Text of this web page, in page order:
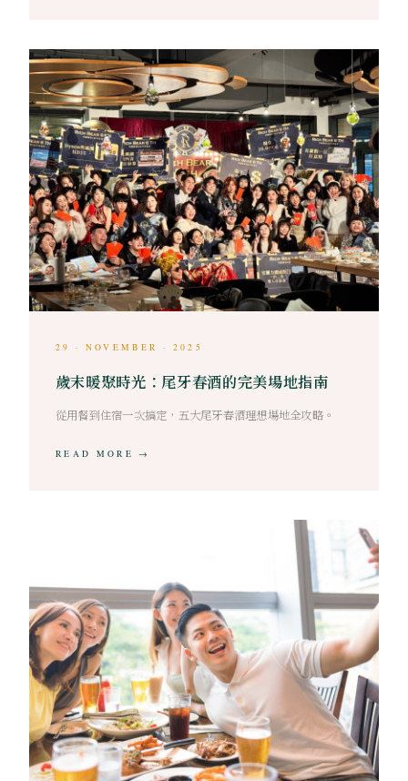
29 · NOVEMBER · 2025
歲末暖聚時光：尾牙春酒的完美場地指南
從用餐到住宿一次搞定，五大尾牙春酒理想場地全攻略。
READ MORE →